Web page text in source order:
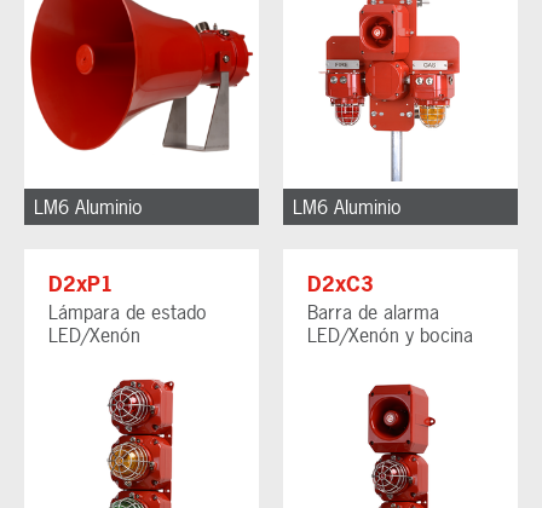
LM6 Aluminio LM6 Aluminio
D2xP1
Lámpara de estado
LED/Xenón
D2xC3
Barra de alarma
LED/Xenón y bocina